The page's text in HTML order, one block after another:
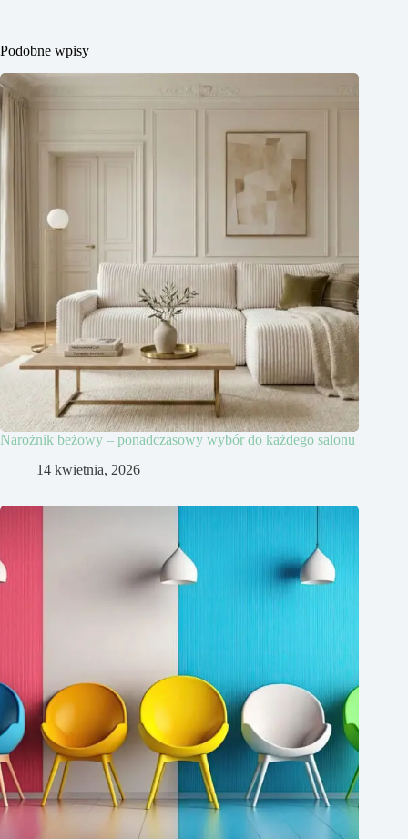
Podobne wpisy
Narożnik beżowy – ponadczasowy wybór do każdego salonu
14 kwietnia, 2026